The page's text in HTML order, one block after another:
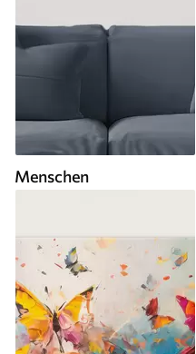
Menschen